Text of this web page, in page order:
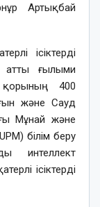
Артықбай
ісіктерді
атты ғылыми
қорының 400
және Сауд
Мұнай және
білім беру
интеллект
ісіктерді